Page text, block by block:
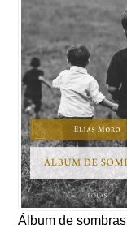
Álbum de sombras